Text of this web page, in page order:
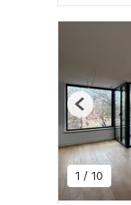
1 / 10
Previous